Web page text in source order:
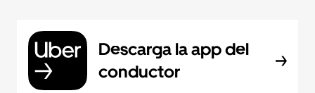
Descarga la app del
conductor